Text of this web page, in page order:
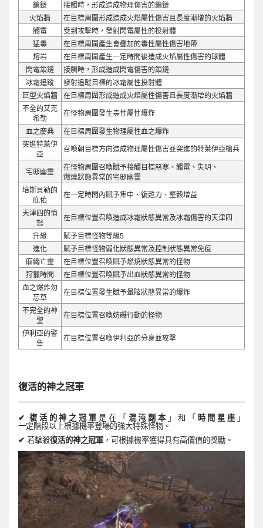
鎖鏈
接觸時，形成造成物理傷害的鎖鏈
火焰牆
在目標周圍形成造成火焰屬性傷害且長度漸增的火焰牆
觸電
受到攻擊時，發射閃電屬性的投射體
猛毒
在目標周圍產生會疊加的毒性屬性傷害地帶
熔岩
在目標周圍產生一定時間後造成火焰屬性傷害的球體
閃電鎖鏈
接觸時，形成造成閃電傷害的鎖鏈
冰霜追蹤
發射追蹤目標的冰霜屬性投射體
巨型火焰牆
在目標周圍形成造成火焰屬性傷害且長度漸增的火焰牆
不全的艾克
希勒
在怪物周圍發生毒性屬性爆炸
血之慶典
在目標周圍發生物理屬性血之爆炸
突進特萊伊
亞
召喚朝目標方向造成物理屬性傷害並突進的特萊伊亞槍兵
宅邸幽靈
在怪物周圍召喚賦予接觸目標惡寒、觸電、失明、
燃燒狀態異常的宅邸幽靈
培斯貝勒的
庇佑
在一定時間內賦予集中、復甦力、堅毅增益
天津四的憤
怒
在目標位置召喚造成冰霜狀態異常及冰霜傷害的天津四
升級
賦予目標怪物等級5
進化
賦予目標怪物弱化狀態異常及控制狀態異常免疫
麻繩亡靈
在目標位置召喚賦予燃燒狀態異常的怪物
狩獵時間
在目標位置召喚賦予出血狀態異常的怪物
血之爆炸勿
忘草
在目標位置發生賦予暈眩狀態異常的爆炸
不完全的神
聖
在目標位置召喚妨礙行動的怪物
伊利亞的警
告
在目標位置召喚伊利亞的分身並攻擊
復活的神之冠軍
✔ 復活的神之冠軍 是在「 混沌副本 」和「 時間星座 」
一定階段以上根據機率登場的強大特殊怪物。
✔ 若擊殺復活的神之冠軍 ，可根據機率獲得具有高價值的獎勵。